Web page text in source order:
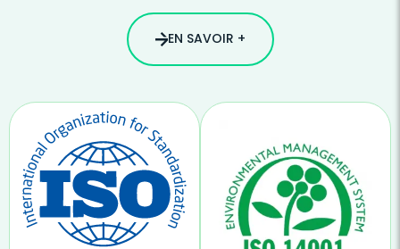
EN SAVOIR +